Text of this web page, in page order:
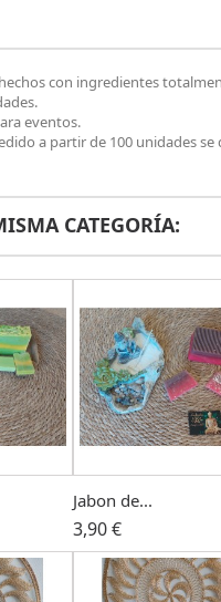
con ingredientes
eventos.
a partir de 100 unidades
CATEGORÍA:
Jabon de...
3,90 €